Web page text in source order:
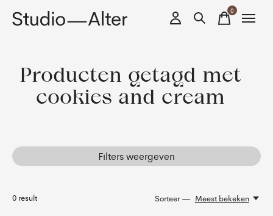
0items
Producten getagd met
cookies and cream
Filters weergeven
0 result Sorteer — Meest bekeken